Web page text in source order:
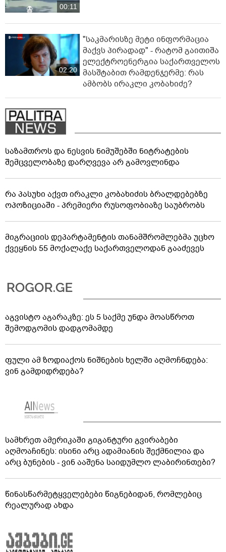
00:11
02:20
"საკმარისზე მეტი ინფორმაცია
მაქვს პირადად" - რატომ გაითიშა
ელექტროენერგია საქართველოს
მასშტაბით რამდენჯერმე: რას
ამბობს ირაკლი კობახიძე?
საზამთროს და ნესვის ნიმუშებში ნიტრატების
შემცველობაზე დარღვევა არ გამოვლინდა
რა პასუხი აქვთ ირაკლი კობახიძის ბრალდებებზე
ოპოზიციაში - პრემიერი რუსოფობიაზე საუბრობს
მიგრაციის დეპარტამენტის თანამშრომლებმა უცხო
ქვეყნის 55 მოქალაქე საქართველოდან გააძევეს
აგვისტო აგარაკზე: ეს 5 საქმე უნდა მოასწროთ
შემოდგომის დადგომამდე
ფული ამ ზოდიაქოს ნიშნების ხელში აღმოჩნდება:
ვინ გამდიდრდება?
სამხრეთ ამერიკაში გიგანტური გვირაბები
აღმოაჩინეს: ისინი არც ადამიანის შექმნილია და
არც ბუნების - ვინ ააშენა საიდუმლო ლაბირინთები?
წინასწარმეტყველებები წიგნებიდან, რომლებიც
რეალურად ახდა